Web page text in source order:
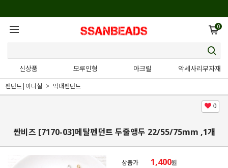
0
신상품 모루인형 아크릴 악세사리부자재
펜던트|이니셜 막대펜던트
0
싼비즈 [7170-03]메탈펜던트 두줄앵두 22/55/75mm ,1개
상품가 1,400원